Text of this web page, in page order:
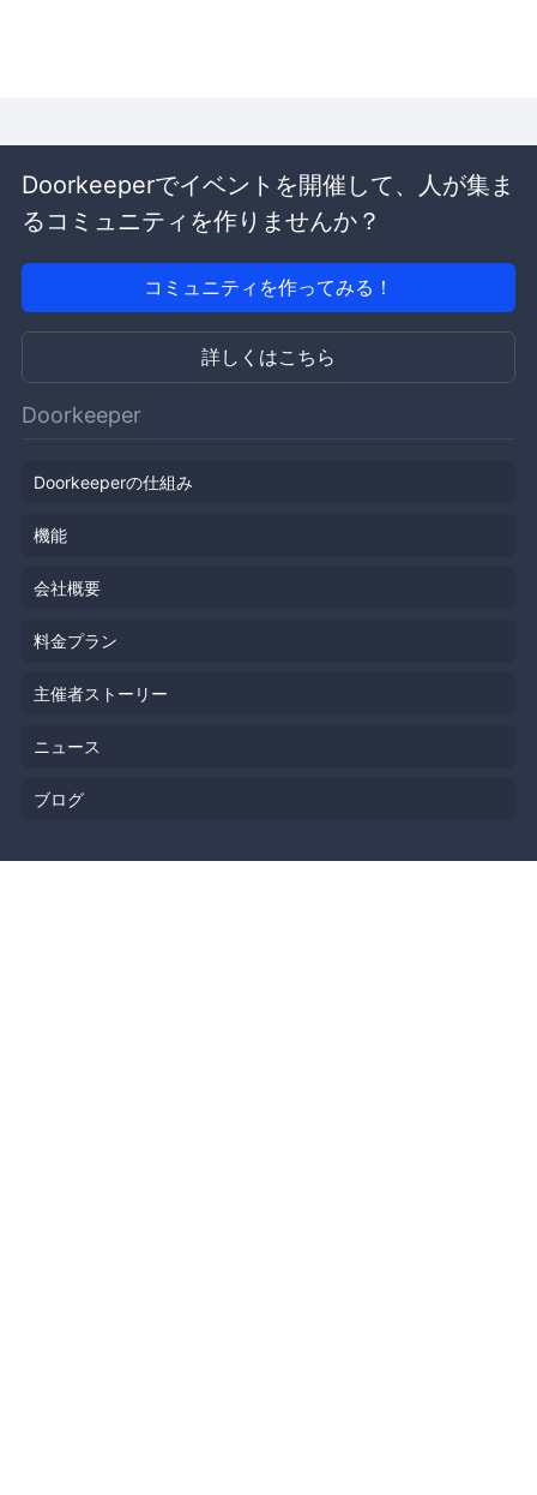
Doorkeeperでイベントを開催して、人が集ま
るコミュニティを作りませんか？
コミュニティを作ってみる！
詳しくはこちら
Doorkeeper
Doorkeeperの仕組み
機能
会社概要
料金プラン
主催者ストーリー
ニュース
ブログ